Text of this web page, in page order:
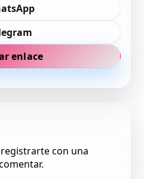
enlace
con una